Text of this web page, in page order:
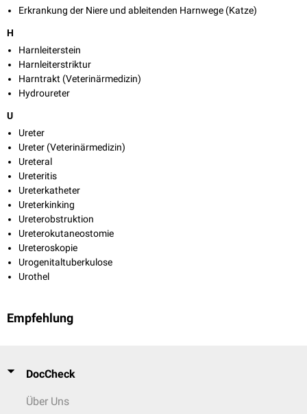
Erkrankung der Niere und ableitenden Harnwege (Katze)
H
Harnleiterstein
Harnleiterstriktur
Harntrakt (Veterinärmedizin)
Hydroureter
U
Ureter
Ureter (Veterinärmedizin)
Ureteral
Ureteritis
Ureterkatheter
Ureterkinking
Ureterobstruktion
Ureterokutaneostomie
Ureteroskopie
Urogenitaltuberkulose
Urothel
Empfehlung
DocCheck
Über Uns